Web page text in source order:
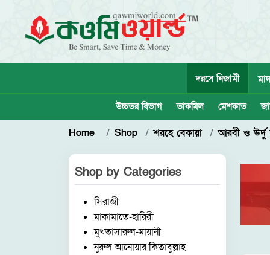
দরসে নিজামী
উচ্চতর বিভাগ তাকমিল মেশকাত
Home Shop শরহে বেকায়া আরবী ও উর্দু
Shop by Categories
সিরাজী
মাকামাতে-হারিরী
মুখতাসারুল-মায়ানী
নুরুল আনোয়ার কিতাবুল্লাহ